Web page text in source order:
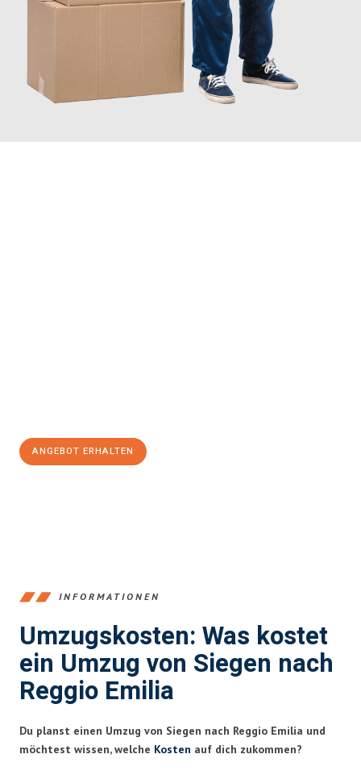
ANGEBOT ERHALTEN
INFORMATIONEN
Umzugskosten: Was kostet
ein Umzug von Siegen nach
Reggio Emilia
Du planst einen Umzug von Siegen nach Reggio Emilia und
möchtest wissen, welche Kosten auf dich zukommen?